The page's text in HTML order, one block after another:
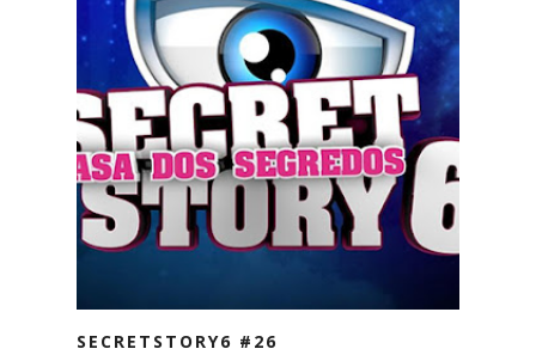
SECRETSTORY6 #26